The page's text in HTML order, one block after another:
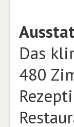
Das
480